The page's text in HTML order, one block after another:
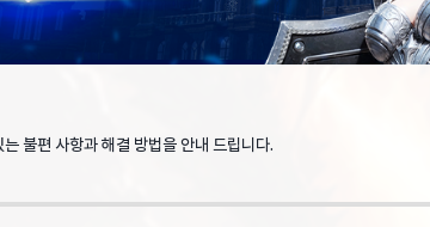
불편 사항과 해결 방법을 안내 드립니다.